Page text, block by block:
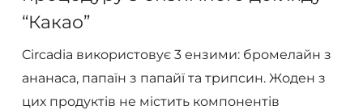
“Какао”
Circadia використовує 3 ензими: бромелайн з
ананаса, папаїн з папайї та трипсин. Жоден з
цих продуктів не містить компонентів